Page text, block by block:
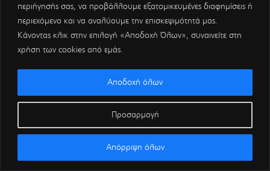
περιήγησής σας, να προβάλλουμε εξατομικευμένες διαφημίσεις ή
περιεχόμενο και να αναλύουμε την επισκεψιμότητά μας.
Κάνοντας κλικ στην επιλογή «Αποδοχή Όλων», συναινείτε στη
χρήση των cookies από εμάς.
Προσαρμογή
Απόρριψη όλων
Αποδοχή όλων